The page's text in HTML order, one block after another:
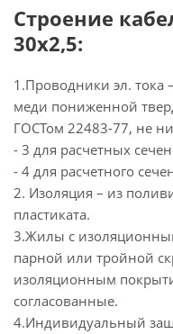
Строение
30х2,5:
1.Проводники эл.
меди пониженной
ГОСТом 22483-77, не
- 3 для расчетных
- 4 для расчетного
2. Изоляция – из
пластиката.
3.Жилы с
парной или тройной
изоляционным
согласованные.
4.Индивидуальный